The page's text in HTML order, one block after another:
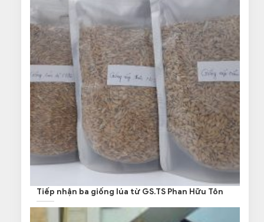
Tiếp nhận ba giống lúa từ GS.TS Phan Hữu Tôn